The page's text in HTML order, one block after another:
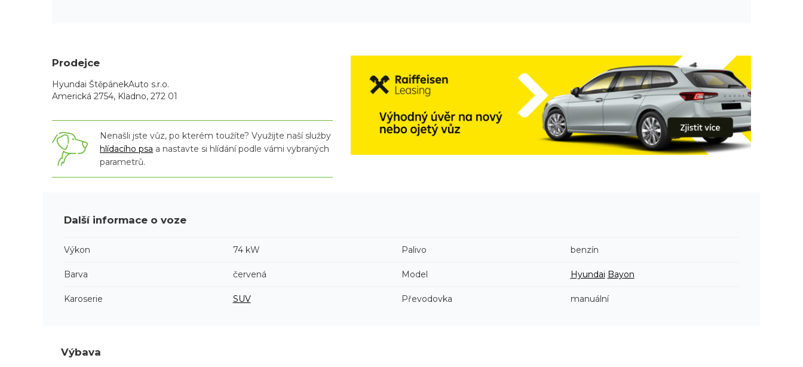
Prodejce
Hyundai ŠtěpánekAuto s.r.o.
Americká 2754, Kladno, 272 01
Nenašli jste vůz, po kterém toužíte? Využijte naší služby
hlídacího psa a nastavte si hlídání podle vámi vybraných
parametrů.
Další informace o voze
Výkon 74 kW Palivo benzín
Barva červená Model Hyundai Bayon
Karoserie SUV Převodovka manuální
Výbava